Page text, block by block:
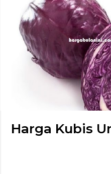
Harga Kubis